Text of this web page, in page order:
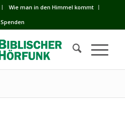
Wie man in den Himmel kommt
Spenden